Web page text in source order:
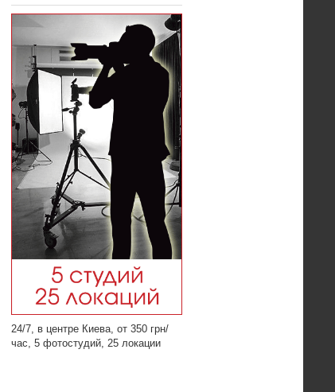
24/7, в центре Киева, от 350 грн/
час, 5 фотостудий, 25 локации